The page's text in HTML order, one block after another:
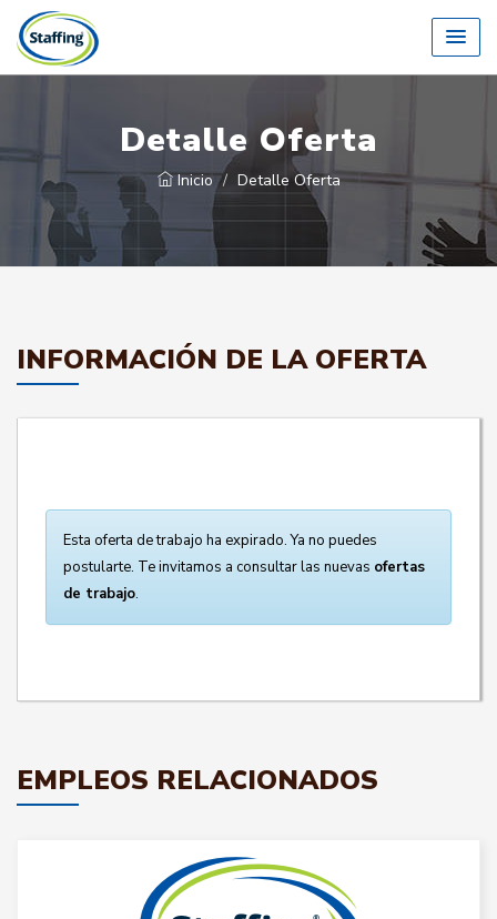
Detalle Oferta
Inicio Detalle Oferta
INFORMACIÓN DE LA OFERTA
Esta oferta de trabajo ha expirado. Ya no puedes
postularte. Te invitamos a consultar las nuevas ofertas
de trabajo.
EMPLEOS RELACIONADOS